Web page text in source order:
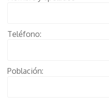
Teléfono:
Población: